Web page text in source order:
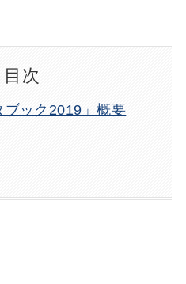
目次
ブック2019」概要